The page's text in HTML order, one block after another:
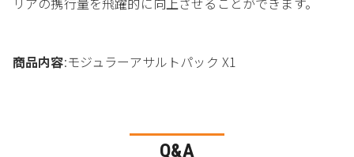
商品内容:モジュラーアサルトパック X1
Q&A